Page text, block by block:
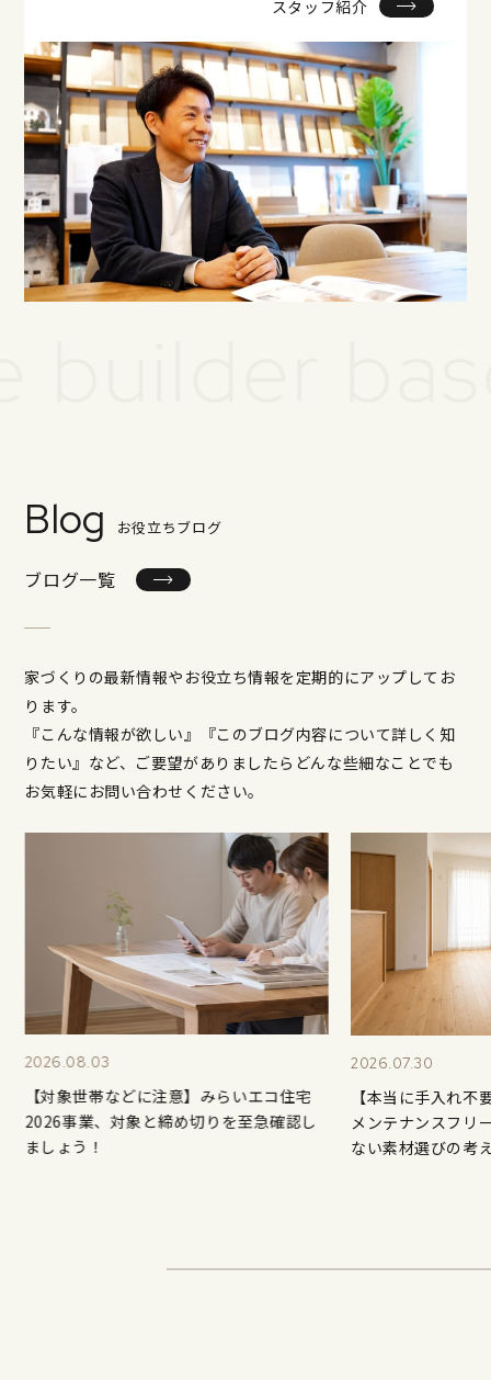
スタッフ紹介
Blog お役立ちブログ
ブログ一覧
家づくりの最新情報やお役立ち情報を定期的にアップしてお
ります。
『こんな情報が欲しい』『このブログ内容について詳しく知
りたい』など、ご要望がありましたらどんな些細なことでも
お気軽にお問い合わせください。
2026.08.03
【対象世帯などに注意】みらいエコ住宅
2026事業、対象と締め切りを至急確認し
ましょう！
2026.07.30
【本当に手入れ不
メンテナンスフリ
ない素材選びの考